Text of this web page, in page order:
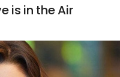
is in the Air